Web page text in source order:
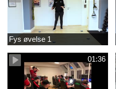
Fys øvelse 1
01:36